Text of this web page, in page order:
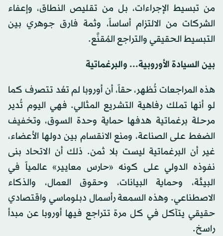
من تبسيط الإجراءات، بل من تقليص النطاق، وإعفاء
الشركات من الالتزام أساساً، وثمة فارق جوهري بين
التبسيط الحقيقي والتراجع المُقنَّع.
بين السيادة الأوروبية... والبرغماتية
هذه المراجعات تُظهر، حقاً، أن أوروبا لم تعُد تتصرف كما
لو أنها تملك رفاهية التشريع المثالي. فهي اليوم تُدير
مرحلة برغماتية هدفها حماية وحدة السوق، وتخفيف
الضغط على الصناعة، ومنع الانقسام بين دولها الأعضاء،
غير أن البرغماتية ليست بلا ثمن. ذلك أن الاتحاد بنى
نفوذه الدولي على كونه «حارس معايير» عالمياً في
البيئة، وحماية البيانات، وحقوق العمال، والذكاء
الاصطناعي. وهذه السمعة رأسمال دبلوماسي واقتصادي
حقيقي يتآكل في كل مرة تتراجع فيها أوروبا عن مبدأ
راسخ.